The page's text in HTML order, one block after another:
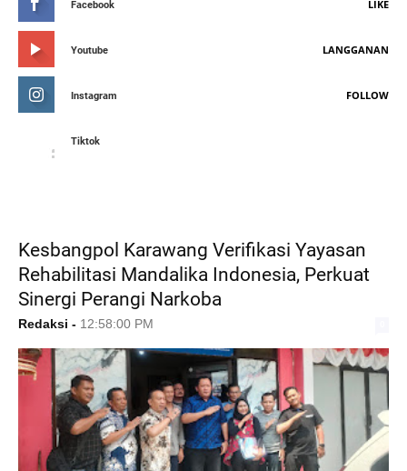
Facebook LIKE
Youtube LANGGANAN
Instagram FOLLOW
Tiktok
Kesbangpol Karawang Verifikasi Yayasan
Rehabilitasi Mandalika Indonesia, Perkuat
Sinergi Perangi Narkoba
Redaksi - 12:58:00 PM